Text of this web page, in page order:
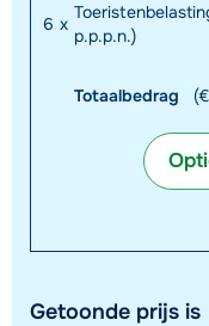
6 x
p.p.p.n.)
Totaalbedrag
Getoonde prijs is